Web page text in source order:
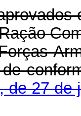
de 27 de